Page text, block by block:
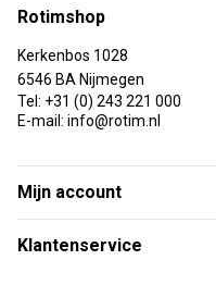
Rotimshop
Kerkenbos 1028
6546 BA Nijmegen
Tel: +31 (0) 243 221 000
E-mail: info@rotim.nl
Mijn account
Klantenservice